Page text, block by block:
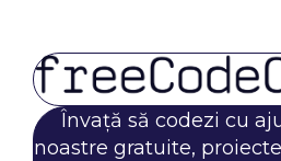
Învață să codezi cu
noastre gratuite,